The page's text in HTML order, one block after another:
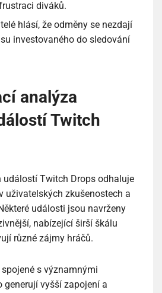
diváků.
hlásí, že odměny se nezdají
investovaného do sledování
analýza
Twitch
událostí Twitch Drops odhaluje
uživatelských zkušenostech a
události jsou navrženy
nabízející širší škálu
různé zájmy hráčů.
s významnými
generují vyšší zapojení a